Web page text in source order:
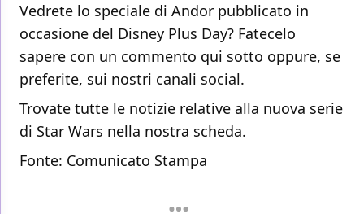
Vedrete lo speciale di Andor pubblicato in
occasione del Disney Plus Day? Fatecelo
sapere con un commento qui sotto oppure, se
preferite, sui nostri canali social.
Trovate tutte le notizie relative alla nuova serie
di Star Wars nella nostra scheda.
Fonte: Comunicato Stampa